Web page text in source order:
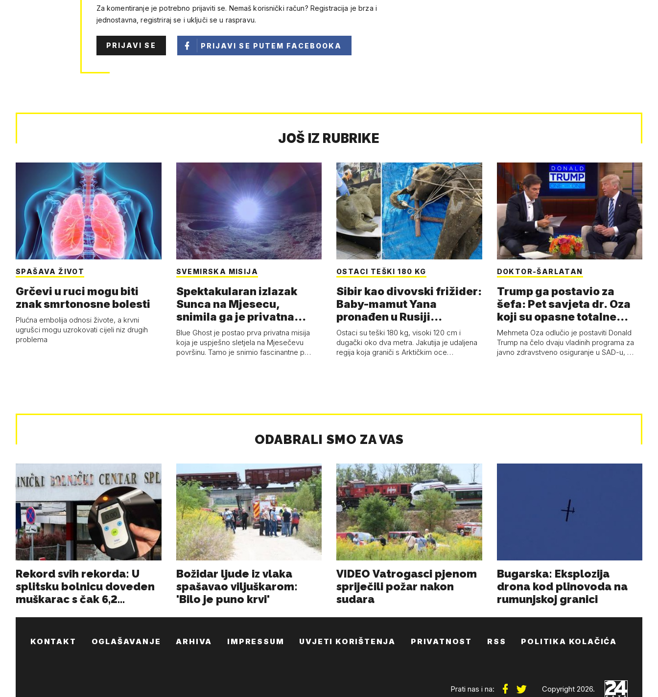
Za komentiranje je potrebno prijaviti se. Nemaš korisnički račun? Registracija je brza i
jednostavna, registriraj se i uključi se u raspravu.
PRIJAVI SE PRIJAVI SE PUTEM FACEBOOKA
JOŠ IZ RUBRIKE
SPAŠAVA ŽIVOT
Grčevi u ruci mogu biti
znak smrtonosne bolesti
Plućna embolija odnosi živote, a krvni
ugrušci mogu uzrokovati cijeli niz drugih
problema
SVEMIRSKA MISIJA
Spektakularan izlazak
Sunca na Mjesecu,
snimila ga je privatna
letjelica - 'Pla…
Blue Ghost je postao prva privatna misija
koja je uspješno sletjela na Mjesečevu
površinu. Tamo je snimio fascinantne p…
OSTACI TEŠKI 180 KG
Sibir kao divovski frižider:
Baby-mamut Yana
pronađen u Rusiji
najsačuvaniji je…
Ostaci su teški 180 kg, visoki 120 cm i
dugački oko dva metra. Jakutija je udaljena
regija koja graniči s Arktičkim oce…
DOKTOR-ŠARLATAN
Trump ga postavio za
šefa: Pet savjeta dr. Oza
koji su opasne totalne
budalašti…
Mehmeta Oza odlučio je postaviti Donald
Trump na čelo dvaju vladinih programa za
javno zdravstveno osiguranje u SAD-u, …
KONTAKT OGLAŠAVANJE ARHIVA IMPRESSUM UVJETI KORIŠTENJA PRIVATNOST RSS POLITIKA KOLAČIĆA
Prati nas i na: Copyright 2026.